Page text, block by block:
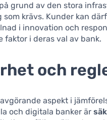
grund av den stora
som krävs. Kunder kan
i innovation och
faktor i deras val av bank.
och
aspekt i
och digitala banker är